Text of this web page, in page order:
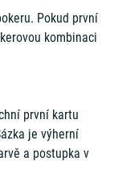
Pokud první
kombinaci
první kartu
je výherní
a postupka v